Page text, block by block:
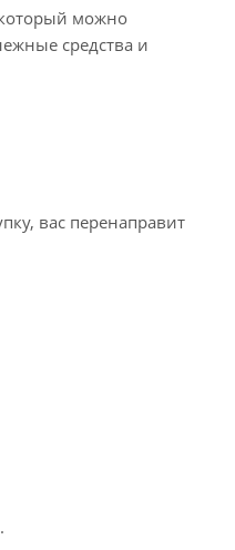
можно
средства и
вас перенаправит